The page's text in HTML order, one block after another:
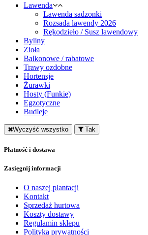
Lawenda
Lawenda sadzonki
Rozsada lawendy 2026
Rękodzieło / Susz lawendowy
Byliny
Zioła
Balkonowe / rabatowe
Trawy ozdobne
Hortensje
Żurawki
Hosty (Funkie)
Egzotyczne
Budleje
Wyczyść wszystko Tak
Płatność i dostawa
Zasięgnij informacji
O naszej plantacji
Kontakt
Sprzedaż hurtowa
Koszty dostawy
Regulamin sklepu
Polityka prywatności